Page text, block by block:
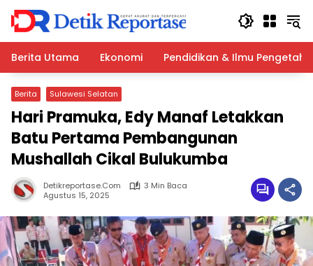
Langsung
konten
Berita Utama
Ekonomi Pendidikan & Ilmu
Berita Sulawesi Selatan
Hari Pramuka, Edy Manaf Letakkan
Batu Pertama Pembangunan
Mushallah Cikal Bulukumba
Detikreportase.com
3 Min Baca
Agustus 15, 2025